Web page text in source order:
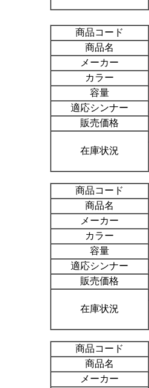
商品コード
商品名
メーカー
カラー
容量
適応シンナー
販売価格
在庫状況
商品コード
商品名
メーカー
カラー
容量
適応シンナー
販売価格
在庫状況
商品コード
商品名
メーカー